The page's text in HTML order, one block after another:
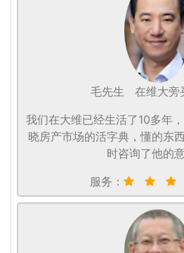
毛先生
在维大旁
我们在大维已经生活了10多年
晓房产市场的活字典，懂的东
时咨询了他的意
服务：